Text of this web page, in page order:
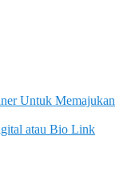
Untuk Memajukan
atau Bio Link